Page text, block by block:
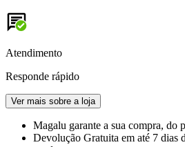
Atendimento
Responde rápido
Ver mais sobre a loja
Magalu garante a sua compra, do
Devolução Gratuita em até 7 dias